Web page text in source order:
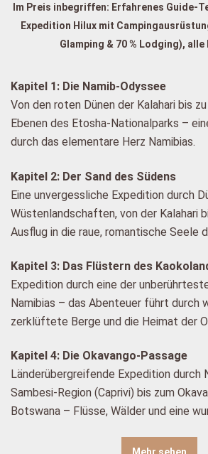
Im Preis inbegriffen: Erfahrenes Guide-
Expedition Hilux mit
Glamping & 70 % Lodging),
Kapitel 1: Die Namib-Odyssee
Von den roten Dünen der Kalahari bis
Ebenen des Etosha-Nationalparks –
durch das elementare Herz Namibias.
Kapitel 2: Der Sand des Südens
Eine unvergessliche Expedition durch
Wüstenlandschaften, von der Kalahari
Ausflug in die raue, romantische Seele
Kapitel 3: Das Flüstern des
Expedition durch eine der
Namibias – das Abenteuer führt durch
zerklüftete Berge und die Heimat der
Kapitel 4: Die Okavango-Passage
Länderübergreifende Expedition durch
Sambesi-Region (Caprivi) bis zum
Botswana – Flüsse, Wälder und eine